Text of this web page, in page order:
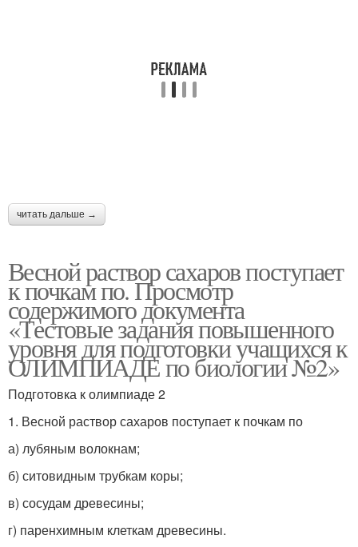
читать дальше →
Весной раствор сахаров поступает
к почкам по. Просмотр
содержимого документа
«Тестовые задания повышенного
уровня для подготовки учащихся к
ОЛИМПИАДЕ по биологии №2»
Подготовка к олимпиаде 2
1. Весной раствор сахаров поступает к почкам по
а) лубяным волокнам;
б) ситовидным трубкам коры;
в) сосудам древесины;
г) паренхимным клеткам древесины.